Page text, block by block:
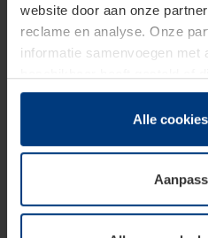
website door aan onze
reclame en analyse. Onze
informatie samenvoegen met
hun diensten hebben
Juridisch hebben wij het
van deze pagina's absoluut
soorten cookies is uw
toestemming kunt u op elk
Alle